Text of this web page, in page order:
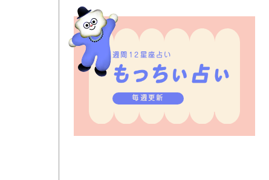
週間12星座占い
毎週更新